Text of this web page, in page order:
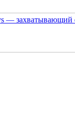
— захватывающий